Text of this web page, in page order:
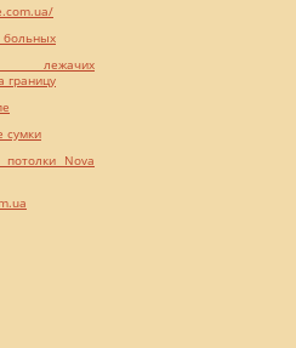
больных
лежачих
границу
сумки
Nova